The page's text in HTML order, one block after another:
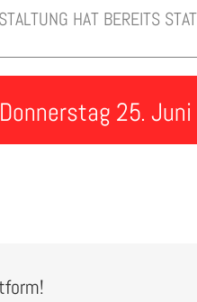
HAT BEREITS
Donnerstag 25.